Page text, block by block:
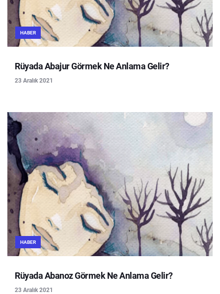
HABER
Rüyada Abajur Görmek Ne Anlama Gelir?
23 Aralık 2021
HABER
Rüyada Abanoz Görmek Ne Anlama Gelir?
23 Aralık 2021